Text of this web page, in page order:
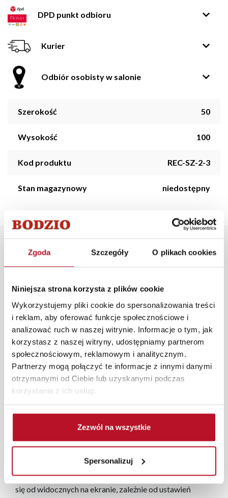
Zgoda Szczegóły O plikach cookies
Niniejsza strona korzysta z plików cookie
Wykorzystujemy pliki cookie do spersonalizowania treści
i reklam, aby oferować funkcje społecznościowe i
analizować ruch w naszej witrynie. Informacje o tym, jak
korzystasz z naszej witryny, udostępniamy partnerom
społecznościowym, reklamowym i analitycznym.
Partnerzy mogą połączyć te informacje z innymi danymi
otrzymanymi od Ciebie lub uzyskanymi podczas
korzystania z ich usług.
Zezwól na wszystkie
Spersonalizuj
DPD punkt odbioru
Kurier
Odbiór osobisty w salonie
Szerokość 50
Wysokość 100
Kod produktu REC-SZ-2-3
Stan magazynowy niedostępny
Opis produktu
cm. Nasz produkt cechuje bardzo dobra gramatura -
500gr.
W każdym z salonów mebli Bodzio oferujemy pomoc w
aranżacji mebli, a nasi pracownicy z wykorzystaniem
programu Planer 3D bezpłatnie zaprojektują i
przygotują kompleksową wizualizację Państwa
pomieszczenia wraz z wyceną. Każde zamówienie
złożone w sklepie stacjonarnym dostarczymy do 3 dni
roboczych na terenie całej Polski. W przypadku
zamówienia powyżej 1000 zł dostarczamy gratis
niezależnie od miejsca złożenia zamówienia.
Zdjęcia produktów mają charakter poglądowy.
Rzeczywiste kolory i struktura materiałów mogą różnić
się od widocznych na ekranie, zależnie od ustawień